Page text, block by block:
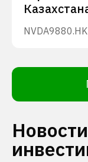
NVDA9880.HK